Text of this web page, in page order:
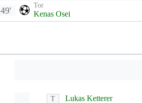
49'
Tor
Kenas Osei
T Lukas Ketterer